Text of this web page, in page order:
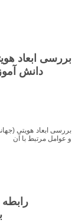
بررسی ابعاد
دانش
بررسی ابعاد هویتی
و عوامل مرتبط با آن